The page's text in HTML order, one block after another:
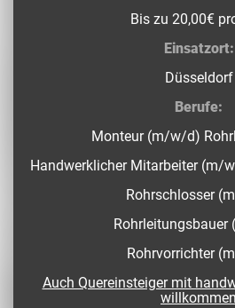
Bis zu 20,00€
Einsatzort:
Düsseldorf
Berufe:
Monteur (m/w/d)
Handwerklicher Mitarbeiter (m/
Rohrschlosser
Rohrvorrichter
Auch Quereinsteiger mit
willkommen